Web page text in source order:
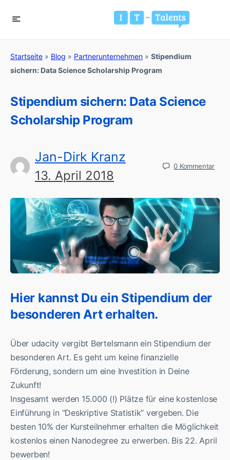
Startseite » Blog » Partnerunternehmen » Stipendium
sichern: Data Science Scholarship Program
Stipendium sichern: Data Science
Scholarship Program
Jan-Dirk Kranz
13. April 2018
0 Kommentar
Hier kannst Du ein Stipendium der
besonderen Art erhalten.
Über udacity vergibt Bertelsmann ein Stipendium der
besonderen Art. Es geht um keine finanzielle
Förderung, sondern um eine Investition in Deine
Zukunft!
Insgesamt werden 15.000 (!) Plätze für eine kostenlose
Einführung in “Deskriptive Statistik” vergeben. Die
besten 10% der Kursteilnehmer erhalten die Möglichkeit
kostenlos einen Nanodegree zu erwerben. Bis 22. April
bewerben!